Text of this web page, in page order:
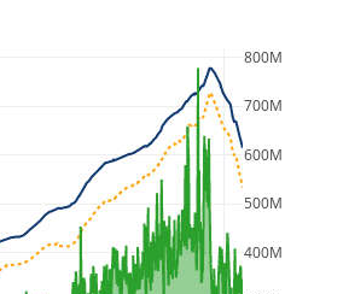
400M
500M
600M
700M
800M